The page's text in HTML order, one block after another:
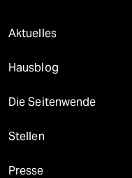
Aktuelles
Hausblog
Die Seitenwende
Stellen
Presse